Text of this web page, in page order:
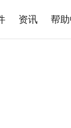
资讯 帮